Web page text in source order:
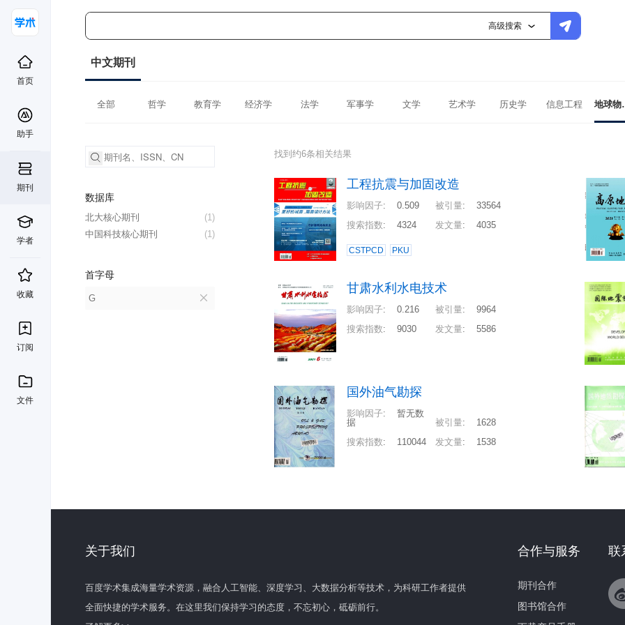
高级搜索
首页
助手
期刊
学者
收藏
订阅
文件
中文期刊
全部 哲学 教育学 经济学 法学 军事学 文学 艺术学 历史学 信息工程 地
数据库
(1)
北大核心期刊
(1)
中国科技核心期刊
首字母
G
找到约6条相关结果
工程抗震与加固改造
影响因子: 0.509 被引量:
33564
搜索指数: 4324 发文量: 4035
CSTPCD PKU
甘肃水利水电技术
影响因子: 0.216 被引量:
9964
搜索指数: 9030 发文量: 5586
国外油气勘探
影响因子:
暂无数
据
被引量:
1628
搜索指数: 110044 发文量: 1538
关于我们
百度学术集成海量学术资源，融合人工智能、深度学习、大数据分析等技术，为科研工作者提供
全面快捷的学术服务。在这里我们保持学习的态度，不忘初心，砥砺前行。
联
合作与服务
期刊合作
图书馆合作